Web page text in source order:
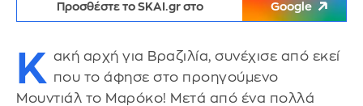
Προσθέστε το SKAI.gr στο Google
Κ ακή αρχή για Βραζιλία, συνέχισε από εκεί
που το άφησε στο προηγούμενο
Μουντιάλ το Μαρόκο! Μετά από ένα πολλά